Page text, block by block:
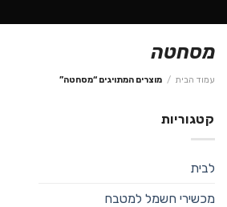
מסחטה
עמוד הבית / מוצרים המתויגים “מסחטה”
קטגוריות
לבית
מכשירי חשמל למטבח